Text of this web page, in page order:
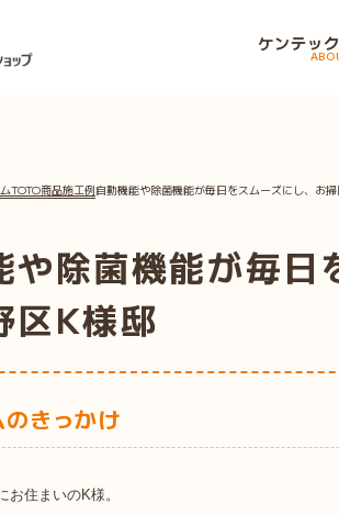
ケンテッ
TOTO商品施工例自動機能や除菌機能が毎日をスムーズにし、お
や除菌機能が毎
K様邸
きっかけ
お住まいのK様。